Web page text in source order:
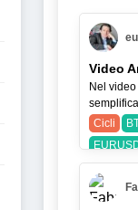
Video
Nel
Cicli